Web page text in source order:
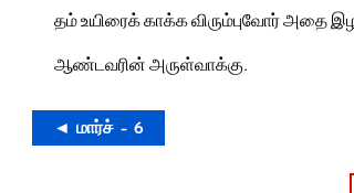
தம் உயிரைக் காக்க விரும்புவோர் அதை
ஆண்டவரின் அருள்வாக்கு.
◄ மார்ச் – 6